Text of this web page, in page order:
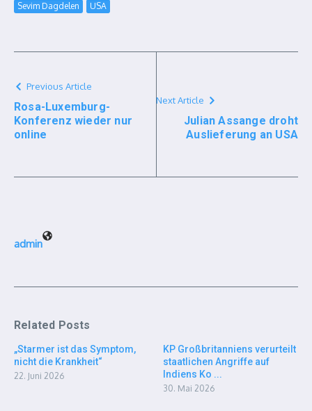
Sevim Dagdelen
USA
Previous Article
Rosa-Luxemburg-
Konferenz wieder nur
online
Next Article
Julian Assange droht
Auslieferung an USA
admin
Related Posts
„Starmer ist das Symptom,
nicht die Krankheit“
22. Juni 2026
KP Großbritanniens verurteilt
staatlichen Angriffe auf
Indiens Ko ...
30. Mai 2026